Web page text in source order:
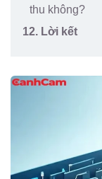
thu không?
12. Lời kết